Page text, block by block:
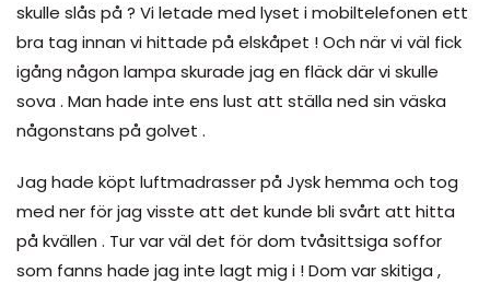
skulle slås på ? Vi letade med lyset i mobiltelefonen ett
bra tag innan vi hittade på elskåpet ! Och när vi väl fick
igång någon lampa skurade jag en fläck där vi skulle
sova . Man hade inte ens lust att ställa ned sin väska
någonstans på golvet .
Jag hade köpt luftmadrasser på Jysk hemma och tog
med ner för jag visste att det kunde bli svårt att hitta
på kvällen . Tur var väl det för dom tvåsittsiga soffor
som fanns hade jag inte lagt mig i ! Dom var skitiga ,